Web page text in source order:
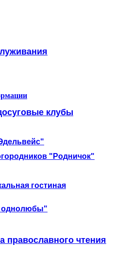
клубы
"Родничок"
гостиная
однолюбы"
православного чтения